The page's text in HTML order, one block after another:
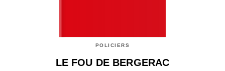
POLICIERS
LE FOU DE BERGERAC